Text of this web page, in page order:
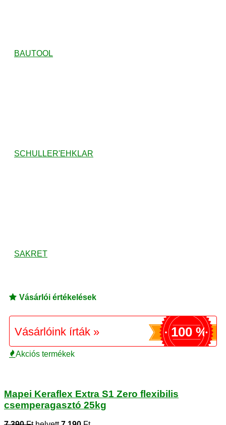
BAUTOOL
SCHULLER'EHKLAR
SAKRET
Vásárlói értékelések
Vásárlóink írták » 100 %
Akciós termékek
Mapei Keraflex Extra S1 Zero flexibilis
csemperagasztó 25kg